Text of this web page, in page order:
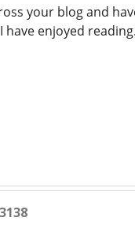
your blog and
have enjoyed